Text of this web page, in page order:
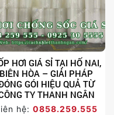
HƠI GIÁ SỈ TẠI HỐ NAI,
BIÊN HÒA – GIẢI PHÁP
GÓI HIỆU QUẢ TỪ
TY THANH NGÂN
hệ: 0858.259.555